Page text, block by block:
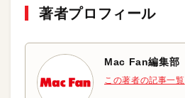
著者プロフィール
Mac Fan編集部
この著者の記事一覧